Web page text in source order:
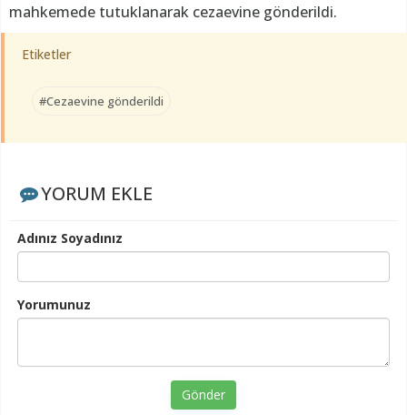
mahkemede tutuklanarak cezaevine gönderildi.
Etiketler
#Cezaevine gönderildi
YORUM EKLE
Adınız Soyadınız
Yorumunuz
Gönder